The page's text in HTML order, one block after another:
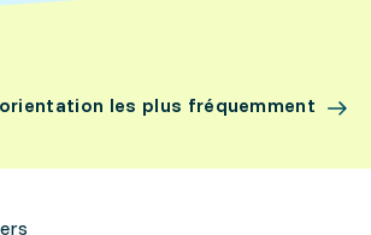
les plus fréquemment